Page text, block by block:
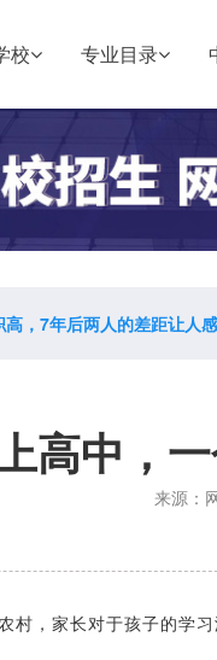
校 专业目录
，7年后两人的差距让人
高中，
来源：
村，家长对于孩子的学